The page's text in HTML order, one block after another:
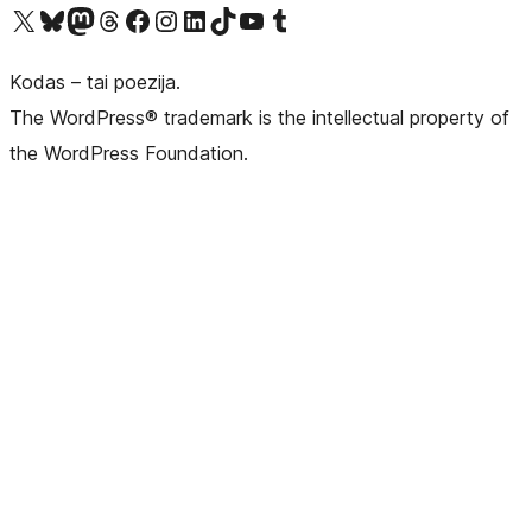
Visit our X (formerly Twitter) account
Apsilankykite mūsų Bluesky paskyroje
Visit our Mastodon account
Apsilankykite mūsų Threads paskyroje
Visit our Facebook pageVisit our Instagram account
Visit our LinkedIn account
Apsilankykite mūsų TikTok paskyroje
Visit our YouTube channel
Apsilankykite mūsų Tumblr paskyroje
Kodas – tai poezija.
The WordPress® trademark is the intellectual property of
the WordPress Foundation.